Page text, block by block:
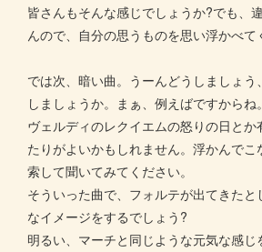
皆さんもそんな感じでしょうか?でも、
んので、自分の思うものを思い浮かべて
では次、暗い曲。うーんどうしましょう
しましょうか。まぁ、例えばですからね。
ヴェルディのレクイエムの怒りの日とか
たりがよいかもしれません。浮かんでこ
索して聞いてみてください。
そういった曲で、フォルテが出てきたと
なイメージをするでしょう?
明るい、マーチと同じような元気な感